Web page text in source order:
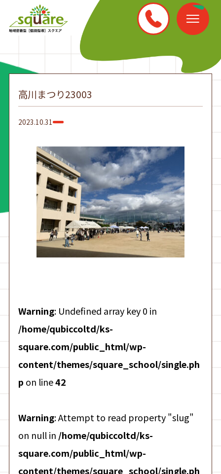
高川まつり23003
2023.10.31
Warning: Undefined array key 0 in
/home/qubiccoltd/ks-
square.com/public_html/wp-
content/themes/square_school/single.ph
p on line42
Warning: Attempt to read property "slug"
on null in /home/qubiccoltd/ks-
square.com/public_html/wp-
content/themes/square_school/single.ph